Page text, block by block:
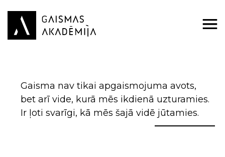
Gaisma nav tikai apgaismojuma avots,
bet arī vide, kurā mēs ikdienā uzturamies.
Ir ļoti svarīgi, kā mēs šajā vidē jūtamies.